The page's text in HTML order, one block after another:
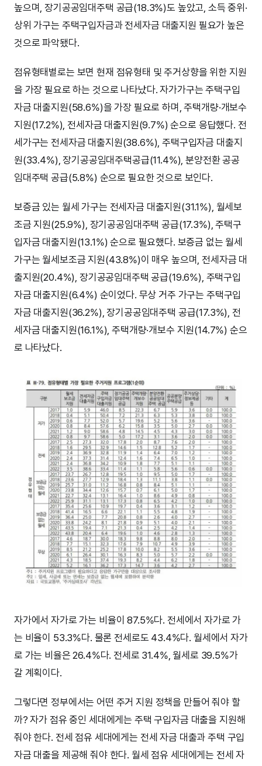
높으며, 장기공공임대주택 공급(18.3%)도 높았고, 소득 중위·
상위 가구는 주택구입자금과 전세자금 대출지원 필요가 높은
것으로 파악됐다.
점유형태별로는 보면 현재 점유형태 및 주거상향을 위한 지원
을 가장 필요로 하는 것으로 나타났다. 자가가구는 주택구입
자금 대출지원(58.6%)을 가장 필요로 하며, 주택개량·개보수
지원(17.2%), 전세자금 대출지원(9.7%) 순으로 응답했다. 전
세가구는 전세자금 대출지원(38.6%), 주택구입자금 대출지
원(33.4%), 장기공공임대주택공급(11.4%), 분양전환 공공
임대주택 공급(5.8%) 순으로 필요한 것으로 보인다.
보증금 있는 월세 가구는 전세자금 대출지원(31.1%), 월세보
조금 지원(25.9%), 장기공공임대주택 공급(17.3%), 주택구
입자금 대출지원(13.1%) 순으로 필요했다. 보증금 없는 월세
가구는 월세보조금 지원(43.8%)이 매우 높으며, 전세자금 대
출지원(20.4%), 장기공공임대주택 공급(19.6%), 주택구입
자금 대출지원(6.4%) 순이었다. 무상 거주 가구는 주택구입
자금 대출지원(36.2%), 장기공공임대주택 공급(17.3%), 전
세자금 대출지원(16.1%), 주택개량·개보수 지원(14.7%) 순으
로 나타났다.
자가에서 자가로 가는 비율이 87.5%다. 전세에서 자가로 가
는 비율이 53.3%다. 물론 전세로도 43.4%다. 월세에서 자가
로 가는 비율은 26.4%다. 전세로 31.4%, 월세로 39.5%가
갈 계획이다.
그렇다면 정부에서는 어떤 주거 지원 정책을 만들어 줘야 할
까? 자가 점유 중인 세대에게는 주택 구입자금 대출을 지원해
줘야 한다. 전세 점유 세대에게는 전세 자금 대출과 주택 구입
자금 대출을 제공해 줘야 한다. 월세 점유 세대에게는 전세 자